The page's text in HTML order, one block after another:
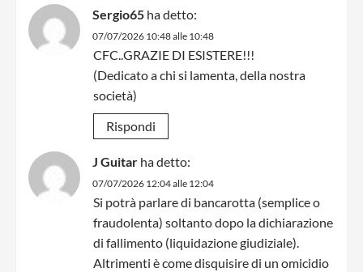
Sergio65 ha detto:
07/07/2026 10:48 alle 10:48
CFC..GRAZIE DI ESISTERE!!!
(Dedicato a chi si lamenta, della nostra
società)
Rispondi
J Guitar ha detto:
07/07/2026 12:04 alle 12:04
Si potrà parlare di bancarotta (semplice o
fraudolenta) soltanto dopo la dichiarazione
di fallimento (liquidazione giudiziale).
Altrimenti è come disquisire di un omicidio